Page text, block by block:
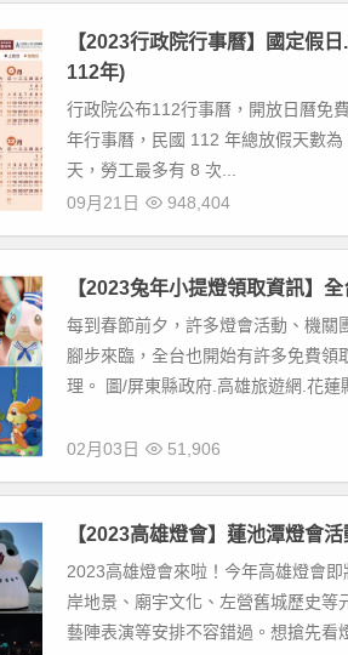
【2023行政院行事曆】國定假
112年)
行政院公布112行事曆，開放日曆免
年行事曆，民國 112 年總放假天數
天，勞工最多有 8 次...
09月21日
948,404
【2023兔年小提燈領取資訊】
每到春節前夕，許多燈會活動、機
腳步來臨，全台也開始有許多免費
理。 圖/屏東縣政府.高雄旅遊網.花蓮
02月03日 51,906
【2023高雄燈會】蓮池潭燈會
2023高雄燈會來啦！今年高雄燈會
岸地景、廟宇文化、左營舊城歷史等
藝陣表演等安排不容錯過。想搶先看